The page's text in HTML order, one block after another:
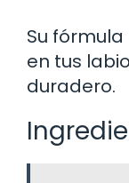
Su
en tus
duradero.